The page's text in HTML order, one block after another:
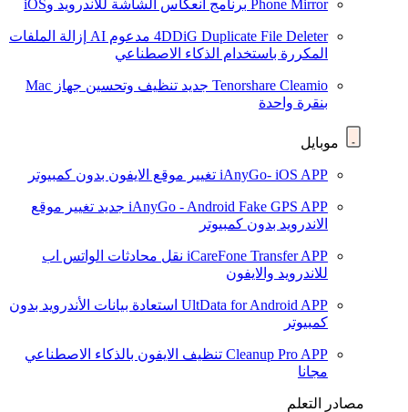
Phone Mirror برنامج انعكاس الشاشة للاندرويد وiOS
4DDiG Duplicate File Deleter مدعوم AI
إزالة الملفات
المكررة باستخدام الذكاء الاصطناعي
Tenorshare Cleamio جديد
تنظيف وتحسين جهاز Mac
بنقرة واحدة
موبايل
iAnyGo- iOS APP تغيير موقع الايفون بدون كمبيوتر
iAnyGo - Android Fake GPS APP جديد تغيير موقع
الاندرويد بدون كمبيوتر
iCareFone Transfer APP نقل محادثات الواتس اب
للاندرويد والايفون
UltData for Android APP استعادة بيانات الأندرويد بدون
كمبيوتر
Cleanup Pro APP تنظيف الايفون بالذكاء الاصطناعي
مجانا
مصادر التعلم